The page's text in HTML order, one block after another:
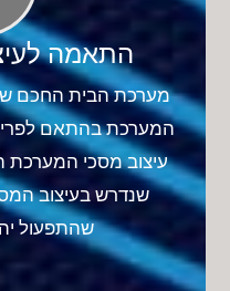
התאמה
מערכת הבית החכם
המערכת בהתאם
עיצוב מסכי המערכת
שנדרש בעיצוב
שהתפעול